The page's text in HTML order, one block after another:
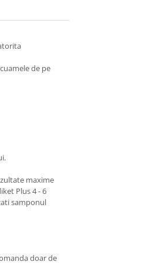
de pe
maxime
Plus 4 - 6
samponul
doar de